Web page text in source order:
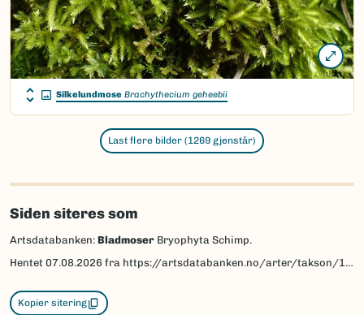
Silkelundmose Brachythecium geheebii
Last flere bilder (1269 gjenstår)
Siden siteres som
Artsdatabanken: Bladmoser Bryophyta Schimp.
Hentet 07.08.2026 fra https://artsdatabanken.no/arter/takson/1158
Kopier sitering